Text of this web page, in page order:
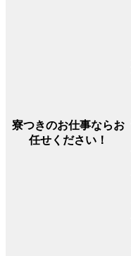
寮つきのお仕事ならお
任せください！